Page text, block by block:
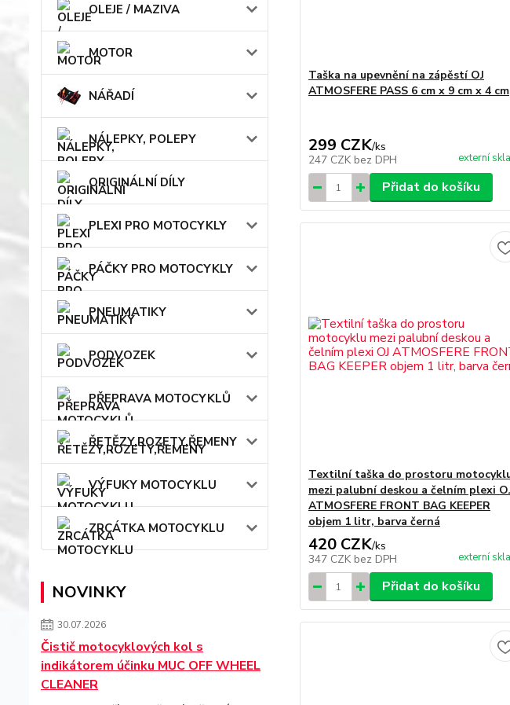
OLEJE / MAZIVA
MOTOR
NÁŘADÍ
NÁLEPKY, POLEPY
ORIGINÁLNÍ DÍLY
PLEXI PRO MOTOCYKLY
PÁČKY PRO MOTOCYKLY
PNEUMATIKY
PODVOZEK
PŘEPRAVA MOTOCYKLŮ
ŘETĚZY,ROZETY,ŘEMENY
VÝFUKY MOTOCYKLU
ZRCÁTKA MOTOCYKLU
NOVINKY
30.07.2026
Čistič motocyklových kol s
indikátorem účinku MUC OFF WHEEL
CLEANER
Taška na upevnění na zápěstí OJ
ATMOSFERE PASS 6 cm x 9 cm x 4 cm
299 CZK/ks
247 CZK bez DPH externí
Přidat do košíku
Textilní taška do prostoru
mezi palubní deskou a čelním plexi
ATMOSFERE FRONT BAG KEEPER
objem 1 litr, barva černá
420 CZK/ks
347 CZK bez DPH externí
Přidat do košíku